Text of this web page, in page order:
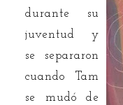
durante su
juventud y
se separaron
cuando Tam
se mudó de